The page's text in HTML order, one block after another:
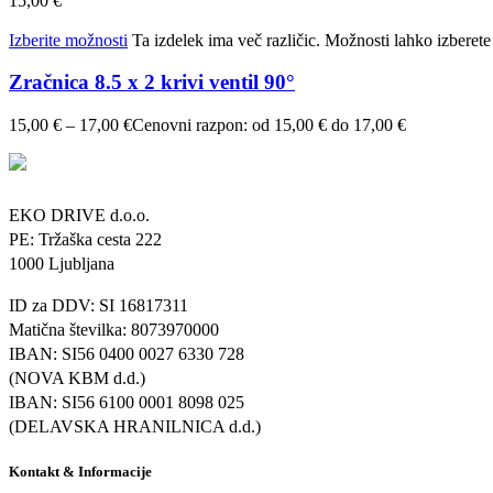
Izberite možnosti Ta izdelek ima več različic. Možnosti lahko
Zračnica 8.5 x 2 krivi ventil 90°
15,00 € – 17,00 €Cenovni razpon: od 15,00 € do 17,00 €
EKO DRIVE d.o.o.
PE: Tržaška cesta 222
1000 Ljubljana
ID za DDV: SI 16817311
Matična številka: 8073970000
IBAN: SI56 0400 0027 6330 728
(NOVA KBM d.d.)
IBAN: SI56 6100 0001 8098 025
(DELAVSKA HRANILNICA d.d.)
Kontakt & Informacije